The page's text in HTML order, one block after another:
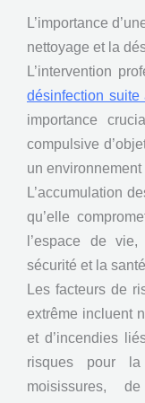
L’importance
nettoyage et la
L’intervention
désinfection
importance
compulsive
un environnement
L’accumulation
qu’elle
l’espace de
sécurité et la
Les facteurs de
extrême incluent
et d’incendies
risques pour
moisissures,